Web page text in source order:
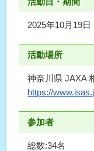
2025年10月19日
活動場所
神奈川県 JAXA
https://
参加者
総数:34名